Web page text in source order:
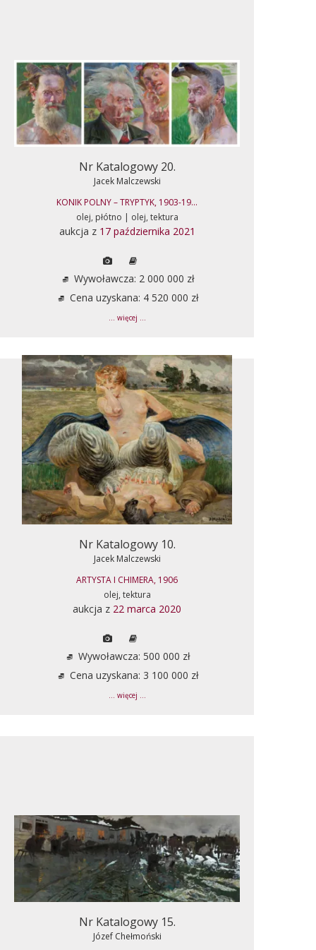
Nr Katalogowy 20.
Jacek Malczewski
KONIK POLNY – TRYPTYK, 1903-19...
olej, płótno | olej, tektura
aukcja z 17 października 2021
Wywoławcza: 2 000 000 zł
Cena uzyskana: 4 520 000 zł
... więcej ...
Nr Katalogowy 10.
Jacek Malczewski
ARTYSTA I CHIMERA, 1906
olej, tektura
aukcja z 22 marca 2020
Wywoławcza: 500 000 zł
Cena uzyskana: 3 100 000 zł
... więcej ...
Nr Katalogowy 15.
Józef Chełmoński